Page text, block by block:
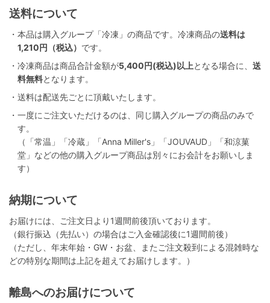
送料について
・本品は購入グループ「冷凍」の商品です。冷凍商品の送料は
1,210円（税込） です。
・冷凍商品は商品合計金額が5,400円(税込)以上となる場合に、 送
料無料となります。
・送料は配送先ごとに頂戴いたします。
・一度にご注文いただけるのは、同じ購入グループの商品のみで
す。
（「常温」「冷蔵」「Anna Miller's」「JOUVAUD」「和涼菓
堂」などの他の購入グループ商品は別々にお会計をお願いしま
す）
納期について
お届けには、ご注文日より1週間前後頂いております。
（銀行振込（先払い）の場合はご入金確認後に1週間前後）
（ただし、年末年始・GW・お盆、またご注文殺到による混雑時な
どの特別な期間は上記を超えてお届けします。）
離島へのお届けについて